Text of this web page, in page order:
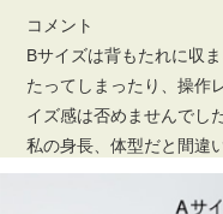
コメント
Bサイズは背もたれに収
たってしまったり、操作
イズ感は否めませんでした
私の身長、体型だと間違